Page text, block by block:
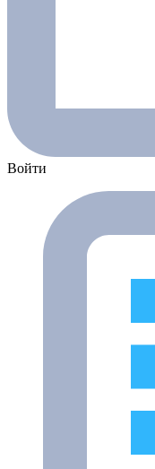
Войти